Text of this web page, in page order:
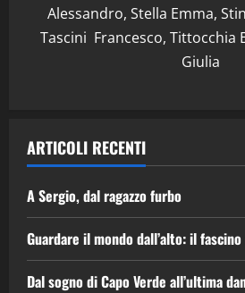
Alessandro, Stella Emma,
Tascini Francesco, Tittocchia
Giulia
ARTICOLI RECENTI
A Sergio, dal ragazzo furbo
Guardare il mondo dall’alto: il
Dal sogno di Capo Verde all’ultima